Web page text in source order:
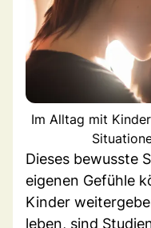
Im Alltag mit
Dieses bewusste
eigenen Gefühle
Kinder
leben, sind